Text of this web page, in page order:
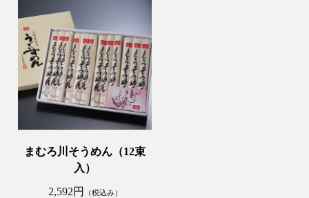
まむろ川そうめん（12束
入）
2,592円
（税込み）